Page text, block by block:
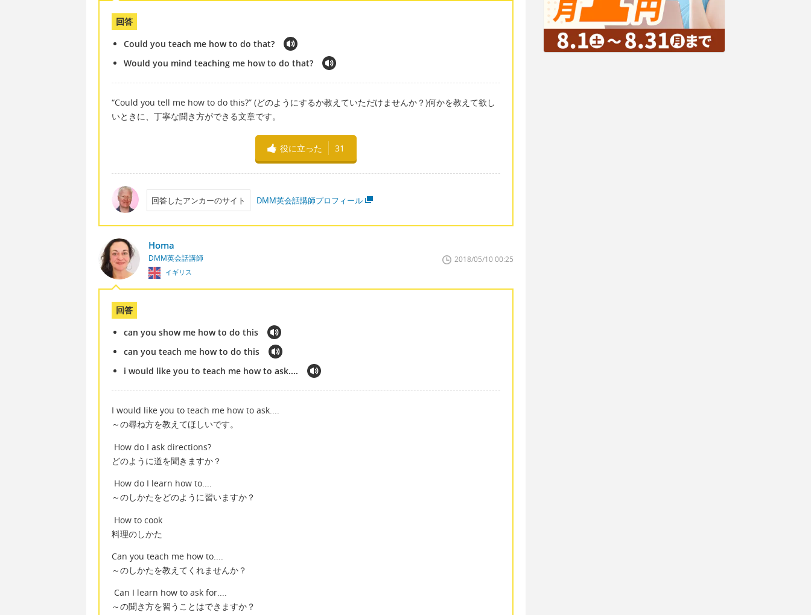
回答
Could you teach me how to do that?
Would you mind teaching me how to do that?
“Could you tell me how to do this?” (どのようにするか教えていただけませんか？)何かを教えて欲し
いときに、丁寧な聞き方ができる文章です。
役に立った 31
回答したアンカーのサイト DMM英会話講師プロフィール
Homa
DMM英会話講師
イギリス
2018/05/10 00:25
回答
can you show me how to do this
can you teach me how to do this
i would like you to teach me how to ask....
I would like you to teach me how to ask....
～の尋ね方を教えてほしいです。
How do I ask directions?
どのように道を聞きますか？
How do I learn how to....
～のしかたをどのように習いますか？
How to cook
料理のしかた
Can you teach me how to....
～のしかたを教えてくれませんか？
Can I learn how to ask for....
～の聞き方を習うことはできますか？